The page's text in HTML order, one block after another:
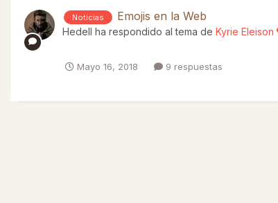
Noticias Emojis en la Web
Hedell ha respondido al tema de Kyrie Eleison
Mayo 16, 2018 9 respuestas